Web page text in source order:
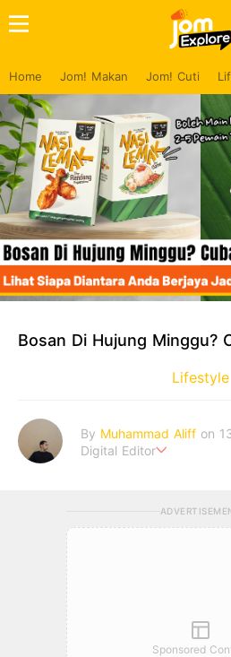
Home Jom! Makan Jom! Cuti
Bosan Di Hujung Minggu?
Lifestyle
By Muhammad Aliff on
Digital Editor
Sponsored